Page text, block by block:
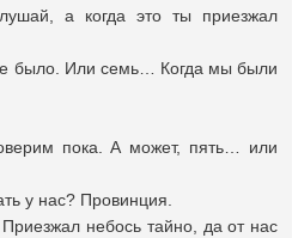
а когда это ты приезжал
было. Или семь… Когда мы были
пока. А может, пять… или
у нас? Провинция.
Приезжал небось тайно, да от нас